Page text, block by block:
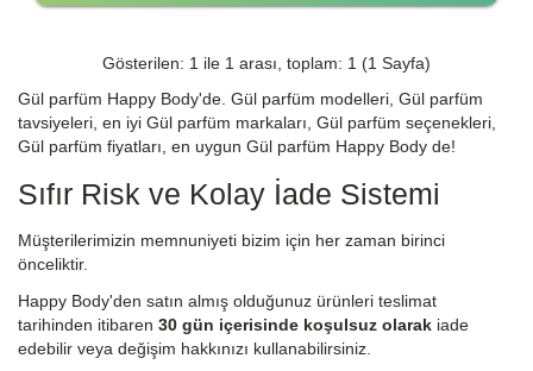
Gösterilen: 1 ile 1 arası, toplam: 1 (1 Sayfa)
Gül parfüm Happy Body'de. Gül parfüm modelleri, Gül parfüm
tavsiyeleri, en iyi Gül parfüm markaları, Gül parfüm seçenekleri,
Gül parfüm fiyatları, en uygun Gül parfüm Happy Body de!
Sıfır Risk ve Kolay İade Sistemi
Müşterilerimizin memnuniyeti bizim için her zaman birinci
önceliktir.
Happy Body'den satın almış olduğunuz ürünleri teslimat
tarihinden itibaren 30 gün içerisinde koşulsuz olarak iade
edebilir veya değişim hakkınızı kullanabilirsiniz.